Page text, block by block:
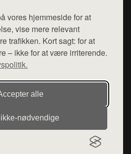
vores hjemmeside for at
vise mere relevant
trafikken. Kort sagt: for at
– ikke for at være irriterende.
alle
Mail:hej@want.dk
Cookie- og privatlivspolitik
der udgiver en række
af forskellige produkter fra
ikke varer fra denne side - vi
sælger varen. Vi har heller ikke
silkeborg.dk. Alle rettigheder